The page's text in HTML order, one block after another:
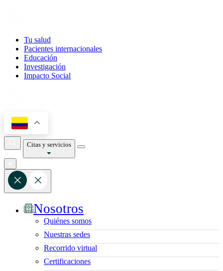
Tu salud
Pacientes internacionales
Educación
Investigación
Impacto Social
Citas y servicios
Nosotros
Quiénes somos
Nuestras sedes
Recorrido virtual
Certificaciones